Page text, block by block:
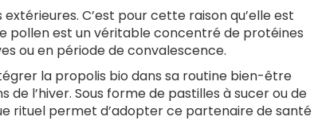
C’est pour cette raison qu’elle est
pollen est un véritable concentré de protéines
ou en période de convalescence.
la propolis bio dans sa routine bien-être
l’hiver. Sous forme de pastilles à sucer ou de
rituel permet d’adopter ce partenaire de santé